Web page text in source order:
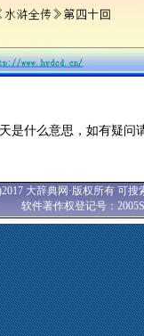
是什么意思，如有疑问
大辞典网·版权所有 可
软件著作权登记号：